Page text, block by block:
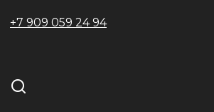
+7 909 059 24 94